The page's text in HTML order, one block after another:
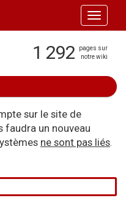
Toggle
1 292
pages sur
notre wiki
sur le site de
faudra un nouveau
ne sont pas liés.